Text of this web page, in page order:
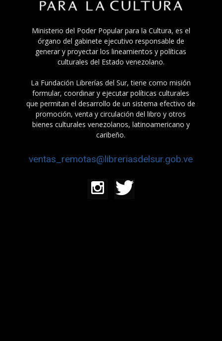
Ministerio del Poder Popular para la Cultura, es el
órgano del gabinete ejecutivo responsable de
generar y proyectar los lineamientos y políticas
culturales del Estado venezolano.
La Fundación Librerías del Sur, tiene como misión
formular, coordinar y ejecutar políticas culturales
que permitan el desarrollo de un sistema efectivo de
promoción, venta y circulación del libro y otros
bienes culturales venezolanos, latinoamericano y
caribeño.
ventas_remotas@libreriasdelsur.gob.ve